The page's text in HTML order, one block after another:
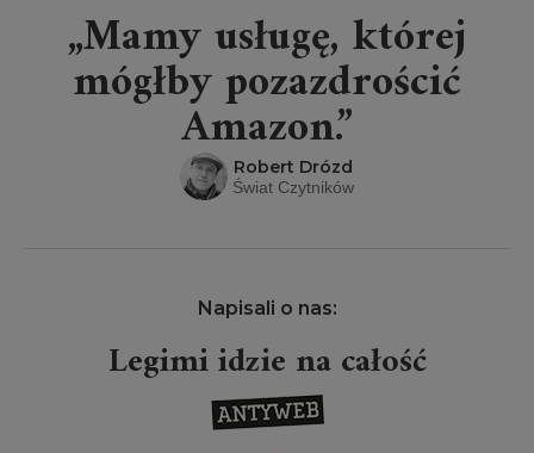
„Mamy usługę, której
mógłby pozazdrościć
Amazon.”
Robert Drózd
Świat Czytników
Napisali o nas:
Legimi idzie na całość